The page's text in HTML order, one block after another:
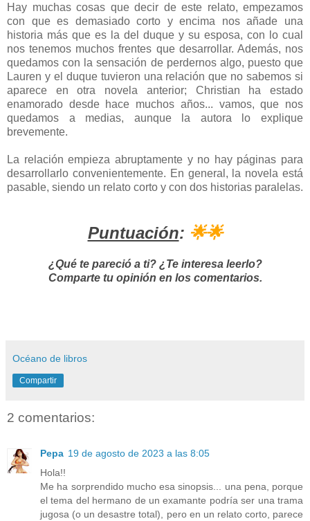
Hay muchas cosas que decir de este relato, empezamos
con que es demasiado corto y encima nos añade una
historia más que es la del duque y su esposa, con lo cual
nos tenemos muchos frentes que desarrollar. Además, nos
quedamos con la sensación de perdernos algo, puesto que
Lauren y el duque tuvieron una relación que no sabemos si
aparece en otra novela anterior; Christian ha estado
enamorado desde hace muchos años... vamos, que nos
quedamos a medias, aunque la autora lo explique
brevemente.
La relación empieza abruptamente y no hay páginas para
desarrollarlo convenientemente. En general, la novela está
pasable, siendo un relato corto y con dos historias paralelas.
Puntuación: 🌟🌟
¿Qué te pareció a ti? ¿Te interesa leerlo?
Comparte tu opinión en los comentarios.
Océano de libros
Compartir
2 comentarios:
Pepa 19 de agosto de 2023 a las 8:05
Hola!!
Me ha sorprendido mucho esa sinopsis... una pena, porque
el tema del hermano de un examante podría ser una trama
jugosa (o un desastre total), pero en un relato corto, parece